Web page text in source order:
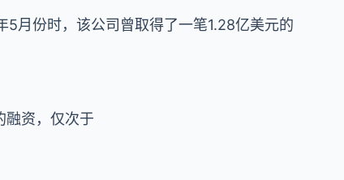
月份时，该公司曾取得了一笔1.28亿美元的
融资，仅次于